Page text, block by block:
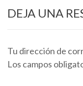
DEJA UNA
Tu dirección de
Los campos